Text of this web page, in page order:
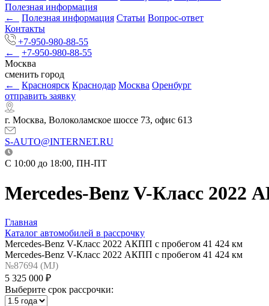
Полезная информация
←
Полезная информация Статьи Вопрос-ответ
Контакты
+7-950-980-88-55
←
+7-950-980-88-55
Москва
сменить город
←
Красноярск Краснодар Москва Оренбург
отправить заявку
г. Москва, Волоколамское шоссе 73, офис 613
S-AUTO@INTERNET.RU
C 10:00 до 18:00, ПН-ПТ
Mercedes-Benz V-Класс 2022
Главная
Каталог автомобилей в рассрочку
Mercedes-Benz V-Класс 2022 АКПП с пробегом 41 424 км
Mercedes-Benz V-Класс 2022 АКПП с пробегом 41 424 км
№87694 (МJ)
5 325 000 ₽
Выберите срок рассрочки: